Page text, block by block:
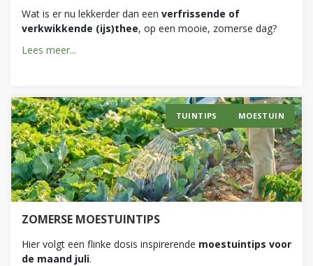
Wat is er nu lekkerder dan een verfrissende of
verkwikkende (ijs)thee, op een mooie, zomerse dag?
Lees meer...
ZOMERSE MOESTUINTIPS
Hier volgt een flinke dosis inspirerende moestuintips voor
de maand juli.
MOESTUIN
TUINTIPS